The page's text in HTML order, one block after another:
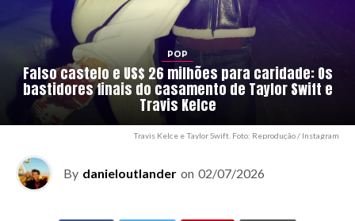
POP
Falso castelo e US$ 26 milhões para caridade: Os
bastidores finais do casamento de Taylor Swift e
Travis Kelce
Travis Kelce e Taylor Swift. Foto: Reprodução / Instagram
By danieloutlander on 02/07/2026